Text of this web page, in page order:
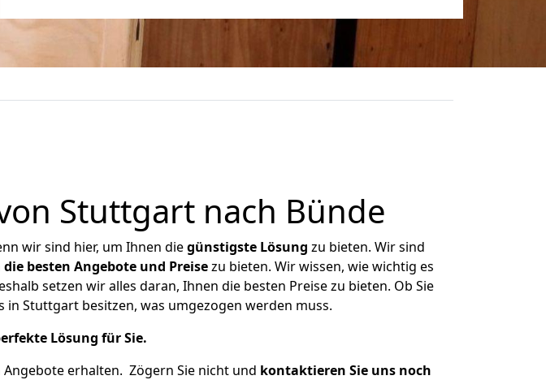
Stuttgart nach Bünde
wir sind hier, um Ihnen diegünstigste Lösung zu bieten. Wir sind
die besten Angebote und Preisezu bieten. Wir wissen, wie wichtig es
setzen wir alles daran, Ihnen die besten Preise zu bieten. Ob Sie
Stuttgart besitzen, was umgezogen werden muss.
Lösung für Sie.
Angebote erhalten. Zögern Sie nicht und kontaktieren Sie uns noch